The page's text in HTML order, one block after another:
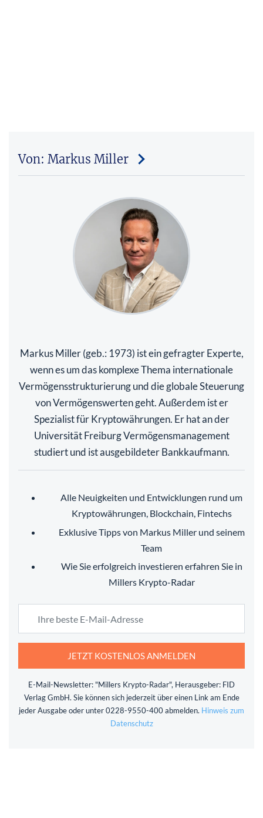
Von: Markus Miller
Markus Miller (geb.: 1973) ist ein gefragter Experte,
wenn es um das komplexe Thema internationale
Vermögensstrukturierung und die globale Steuerung
von Vermögenswerten geht. Außerdem ist er
Spezialist für Kryptowährungen. Er hat an der
Universität Freiburg Vermögensmanagement
studiert und ist ausgebildeter Bankkaufmann.
Alle Neuigkeiten und Entwicklungen rund um
Kryptowährungen, Blockchain, Fintechs
Exklusive Tipps von Markus Miller und seinem
Team
Wie Sie erfolgreich investieren erfahren Sie in
Millers Krypto-Radar
JETZT KOSTENLOS ANMELDEN
E-Mail-Newsletter: "Millers Krypto-Radar", Herausgeber: FID
Verlag GmbH. Sie können sich jederzeit über einen Link am Ende
jeder Ausgabe oder unter 0228-9550-400 abmelden. Hinweis zum
Datenschutz